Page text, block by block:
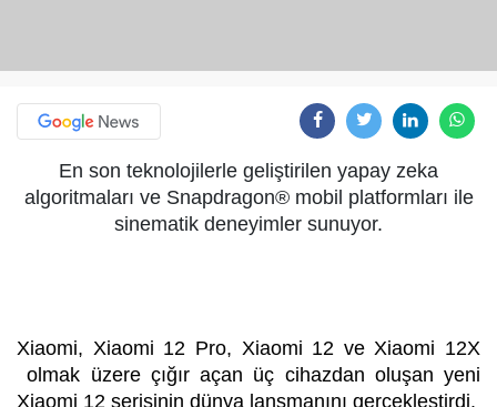
En son teknolojilerle geliştirilen yapay zeka
algoritmaları ve Snapdragon® mobil platformları ile
sinematik deneyimler sunuyor.
Xiaomi, Xiaomi 12 Pro, Xiaomi 12 ve Xiaomi 12X
olmak üzere çığır açan üç cihazdan oluşan yeni
Xiaomi 12 serisinin dünya lansmanını gerçekleştirdi.